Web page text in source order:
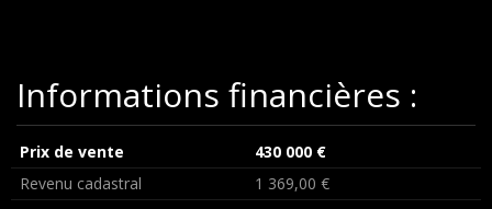
Informations financières :
Prix de vente
430 000 €
Revenu cadastral
1 369,00 €